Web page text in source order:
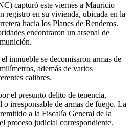
capturó este viernes a Mauricio
registro en su vivienda, ubicada en la
hacia los Planes de Renderos.
encontraron un arsenal de
inmueble se decomisaron armas de
además de varios
calibres.
el presunto delito de tenencia,
irresponsable de armas de fuego. La
a la Fiscalía General de la
proceso judicial correspondiente.